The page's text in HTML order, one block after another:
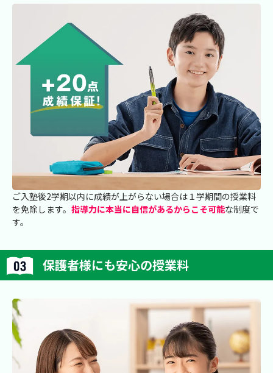
ご入塾後2学期以内に成績が上がらない場合は１学期間の授業料
を免除します。 指導力に本当に自信があるからこそ可能な制度で
す。
保護者様にも安心の授業料